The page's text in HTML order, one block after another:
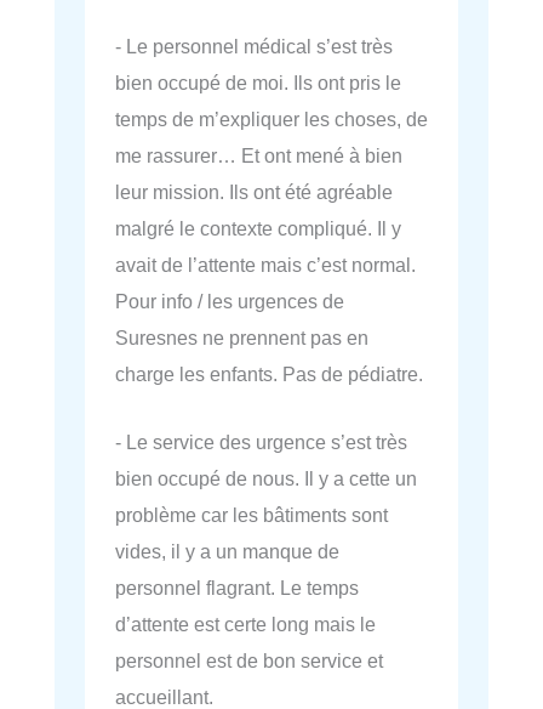
- Le personnel médical s’est très
bien occupé de moi. Ils ont pris le
temps de m’expliquer les choses, de
me rassurer… Et ont mené à bien
leur mission. Ils ont été agréable
malgré le contexte compliqué. Il y
avait de l’attente mais c’est normal.
Pour info / les urgences de
Suresnes ne prennent pas en
charge les enfants. Pas de pédiatre.
- Le service des urgence s’est très
bien occupé de nous. Il y a cette un
problème car les bâtiments sont
vides, il y a un manque de
personnel flagrant. Le temps
d’attente est certe long mais le
personnel est de bon service et
accueillant.